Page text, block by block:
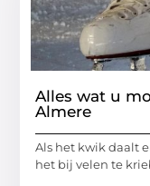
Alles wat u
Almere
Als het kwik daalt
het bij velen te